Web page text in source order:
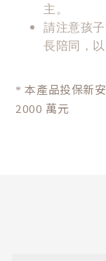
主。
請注意孩
長陪同，
*本產品投保新
2000 萬元